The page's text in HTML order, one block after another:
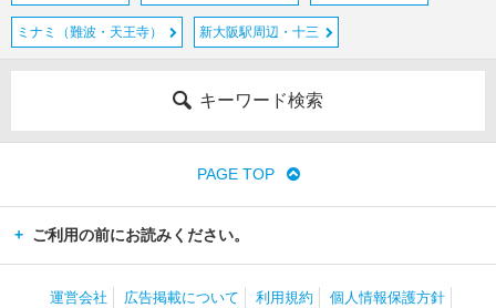
ミナミ（難波・天王寺） 新大阪駅周辺・十三
キーワード検索
PAGE TOP
ご利用の前にお読みください。
運営会社 広告掲載について 利用規約 個人情報保護方針